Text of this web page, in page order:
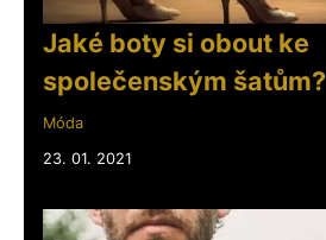
Jaké boty si obout ke
společenským šatům?
Móda
23. 01. 2021